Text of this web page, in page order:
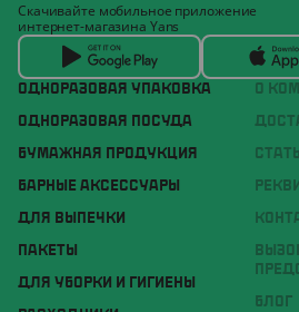
ОДНОРАЗОВАЯ УПАКОВКА
ОДНОРАЗОВАЯ ПОСУДА
БУМАЖНАЯ ПРОДУКЦИЯ
БАРНЫЕ АКСЕССУАРЫ
ДЛЯ ВЫПЕЧКИ
ПАКЕТЫ
ДЛЯ УБОРКИ И ГИГИЕНЫ
О
БЛОГ
Скачивайте мобильное приложение
интернет-магазина Yans